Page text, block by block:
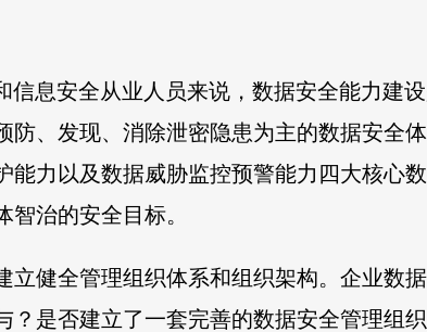
信息安全从业人员来说，数据安全能力建
防、发现、消除泄密隐患为主的数据安全
能力以及数据威胁监控预警能力四大核心
智治的安全目标。
立健全管理组织体系和组织架构。企业数
？是否建立了一套完善的数据安全管理组